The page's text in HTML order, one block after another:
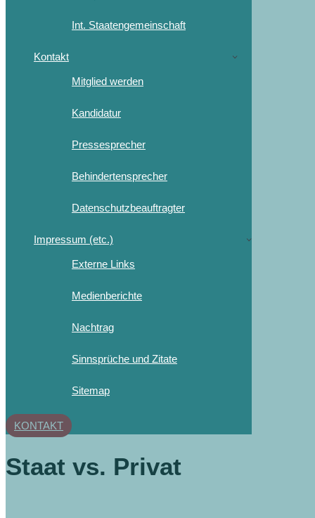
Int. Staatengemeinschaft
Kontakt
Mitglied werden
Kandidatur
Pressesprecher
Behindertensprecher
Datenschutzbeauftragter
Impressum (etc.)
Externe Links
Medienberichte
Nachtrag
Sinnsprüche und Zitate
Sitemap
KONTAKT
Staat vs. Privat